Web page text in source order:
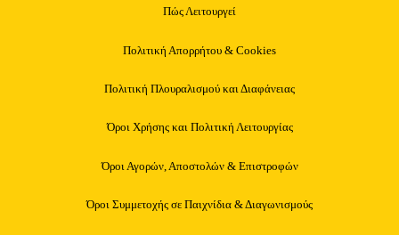
Πώς Λειτουργεί
Πολιτική Απορρήτου & Cookies
Πολιτική Πλουραλισμού και Διαφάνειας
Όροι Χρήσης και Πολιτική Λειτουργίας
Όροι Αγορών, Αποστολών & Επιστροφών
Όροι Συμμετοχής σε Παιχνίδια & Διαγωνισμούς